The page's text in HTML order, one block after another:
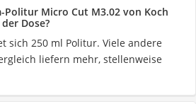
Micro Cut M3.02 von Koch
Dose?
sich 250 ml Politur. Viele andere
liefern mehr, stellenweise